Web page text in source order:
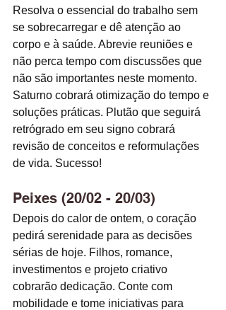
Resolva o essencial do trabalho sem
se sobrecarregar e dê atenção ao
corpo e à saúde. Abrevie reuniões e
não perca tempo com discussões que
não são importantes neste momento.
Saturno cobrará otimização do tempo e
soluções práticas. Plutão que seguirá
retrógrado em seu signo cobrará
revisão de conceitos e reformulações
de vida. Sucesso!
Peixes (20/02 - 20/03)
Depois do calor de ontem, o coração
pedirá serenidade para as decisões
sérias de hoje. Filhos, romance,
investimentos e projeto criativo
cobrarão dedicação. Conte com
mobilidade e tome iniciativas para